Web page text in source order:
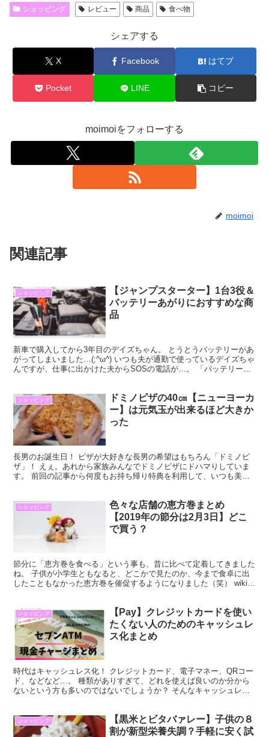
ショッピング レビュー 商品 食べ物
シェアする
X Facebook はてブ
Pocket LINE コピー
moimoiをフォローする
moimoi
関連記事
ショッピング
【ジャンプスターター】1台3役＆
バッテリーあがりにおすすめな商
品
新車で購入してから3年目のデイズちゃん。 とうとうバッテリーがあ
がってしまいました…(;^ω^) いつも夫が通勤で使っているデイズちゃ
んですが、仕事に出かけた夫からSOSの電話が…。 「バッテリーあ
ショッピング
ドミノピザの40㎝【ニューヨーカ
ー】は元気玉が出来るほど大きか
った
長男のお誕生日！ ピザが大好きな長男の希望はもちろん「ドミノピ
ザ」！ えぇ。あれから家族みんなでドミノピザにドハマりしていま
す。 前回の記事から何度もお持ち帰り特典を利用して、いつも美味
ショッピング
色々な店舗の恵方巻まとめ
【2019年の節分は2月3日】どこ
で買う？
節分に「恵方巻を食べる」という事も、昔に比べて定着してきました
ね。 子供が小学生ともなると、どこかで見たのか、今まで食卓に出
したこともなかった恵方巻を催促するようになりました（笑） wikiで
ショッピング
【Pay】クレジットカードを使い
たくない人のためのキャッシュレ
ス化まとめ
時代はキャッシュレス化！ クレジットカード、電子マネー、QRコー
ド、などなど…。 種類がありすぎて、どれを使えば良いのか分から
ないという方も多いのではないでしょうか？ そんなキャッシュレス
ショッピング
【黒米とビタバァレー】子供の８
割が新型栄養失調？手軽に安く試